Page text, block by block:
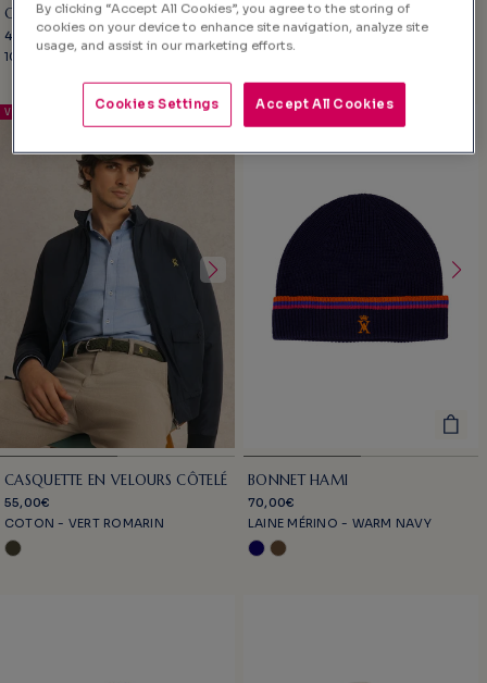
CASQUETTE À RAYURES
49,00€
CASQUETTE TEXTURÉE À DÉTAILS
CONTRASTÉES
55,00€
VICTIME DE SON SUCCÈS
CASQUETTE EN VELOURS CÔTELÉ
55,00€
COTON - VERT ROMARIN
BONNET HAMI
70,00€
LAINE MÉRINO - WARM NAVY
By clicking “Accept All Cookies”, you agree to the storing of
cookies on your device to enhance site navigation, analyze site
usage, and assist in our marketing efforts.
Accept All Cookies
Cookies Settings